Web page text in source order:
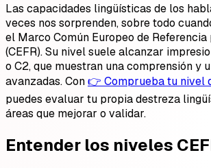
Las capacidades lingüísticas de los
veces nos sorprenden, sobre todo
el Marco Común Europeo de Referencia
(CEFR). Su nivel suele alcanzar
o C2, que muestran una comprensión y
avanzadas. Con👉 Comprueba tu nivel
puedes evaluar tu propia destreza
áreas que mejorar o validar.
Entender los niveles